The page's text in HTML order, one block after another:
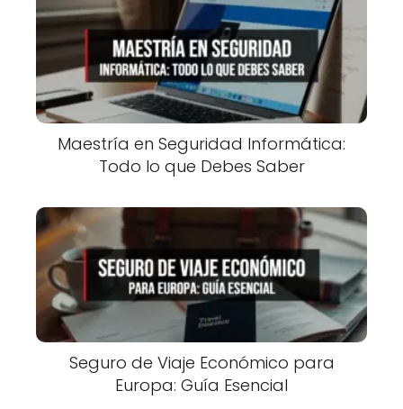
Maestría en Seguridad Informática:
Todo lo que Debes Saber
Seguro de Viaje Económico para
Europa: Guía Esencial